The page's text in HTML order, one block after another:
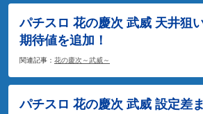
パチスロ 花の慶次 武威 天井狙
期待値を追加！
関連記事： 花の慶次～武威～
パチスロ 花の慶次 武威 設定差